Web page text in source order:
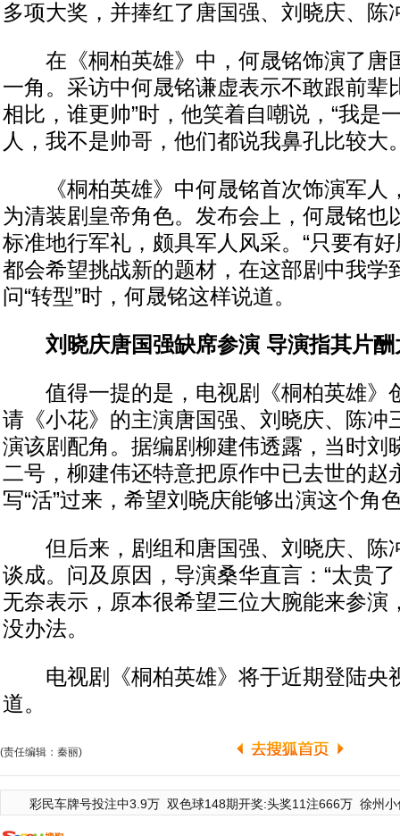
多项大奖，并捧红了唐国强、刘晓庆、陈
在《桐柏英雄》中，何晟铭饰演了唐
一角。采访中何晟铭谦虚表示不敢跟前辈
相比，谁更帅”时，他笑着自嘲说，“我是
人，我不是帅哥，他们都说我鼻孔比较大
《桐柏英雄》中何晟铭首次饰演军人
为清装剧皇帝角色。发布会上，何晟铭也
标准地行军礼，颇具军人风采。“只要有
都会希望挑战新的题材，在这部剧中我学
问“转型”时，何晟铭这样说道。
刘晓庆唐国强缺席参演 导演指其片酬
值得一提的是，电视剧《桐柏英雄》
请《小花》的主演唐国强、刘晓庆、陈冲
演该剧配角。据编剧柳建伟透露，当时刘
二号，柳建伟还特意把原作中已去世的赵
写“活”过来，希望刘晓庆能够出演这个角
但后来，剧组和唐国强、刘晓庆、陈
谈成。问及原因，导演桑华直言：“太贵
无奈表示，原本很希望三位大腕能来参演
没办法。
电视剧《桐柏英雄》将于近期登陆央
道。
(责任编辑：秦丽)
彩民车牌号投注中3.9万 双色球148期开奖:头奖11注666万 徐州